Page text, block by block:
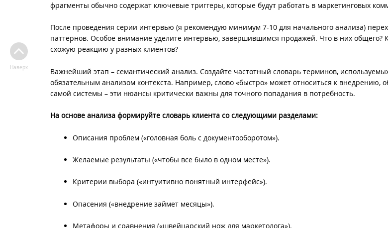
фрагменты обычно содержат ключевые триггеры, которые будут работать в маркетинговых
После проведения серии интервью (я рекомендую минимум 7-10 для начального анализа)
паттернов. Особое внимание уделите интервью, завершившимся продажей. Что в них общего?
схожую реакцию у разных клиентов?
Важнейший этап – семантический анализ. Создайте частотный словарь терминов,
обязательным анализом контекста. Например, слово «быстро» может относиться к внедрению,
самой системы – эти нюансы критически важны для точного попадания в потребность.
На основе анализа формируйте словарь клиента со следующими разделами:
Описания проблем («головная боль с документооборотом»).
Желаемые результаты («чтобы все было в одном месте»).
Критерии выбора («интуитивно понятный интерфейс»).
Опасения («внедрение займет месяцы»).
Метафоры и сравнения («швейцарский нож для маркетолога»).
Наверх